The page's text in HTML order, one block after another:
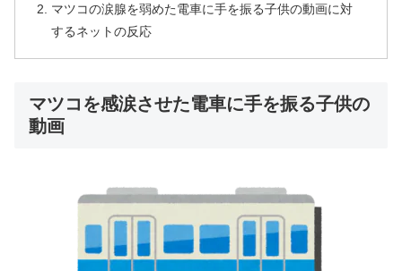
マツコの涙腺を弱めた電車に手を振る子供の動画に対
するネットの反応
マツコを感涙させた電車に手を振る子供の
動画